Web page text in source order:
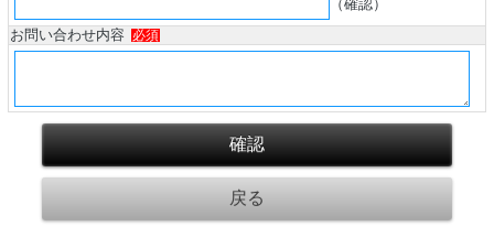
（確認）
お問い合わせ内容
必須